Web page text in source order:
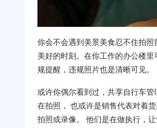
你会不会遇到美景美食忍不住拍
美好的时刻。在你工作的办公楼
规提醒，违规照片也是清晰可见。
或许你偶尔看到过，共享自行车
在拍照， 也或许是销售代表对着
拍照或录像。 他们是在做执行，